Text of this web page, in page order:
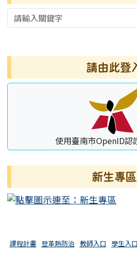
請由此登
使用臺南市OpenID認
新生專區
課程計畫 登革熱防治 教師入口 學生入口